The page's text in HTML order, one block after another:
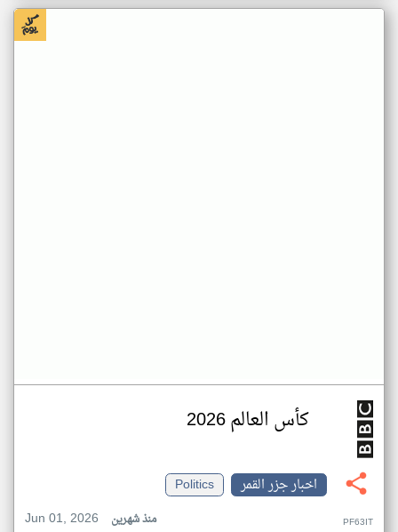
كأس العالم 2026
اخبار جزر القمر
Politics
Jun 01, 2026
منذ شهرين PF63IT